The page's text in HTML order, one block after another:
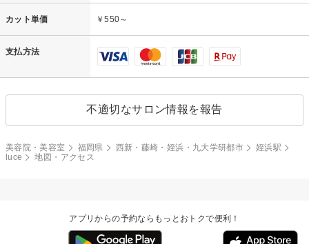
カット単価 ￥550～
支払方法
不適切なサロン情報を報告
美容院・美容室 福岡県 西新・藤崎・姪浜・九大学研都市
姪浜駅
luce
地図・アクセス
アプリからの予約ならもっとおトクで便利！